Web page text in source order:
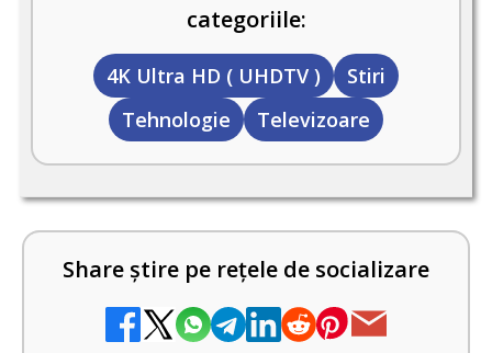
categoriile:
4K Ultra HD ( UHDTV )
Stiri
Tehnologie
Televizoare
Share știre pe rețele de socializare